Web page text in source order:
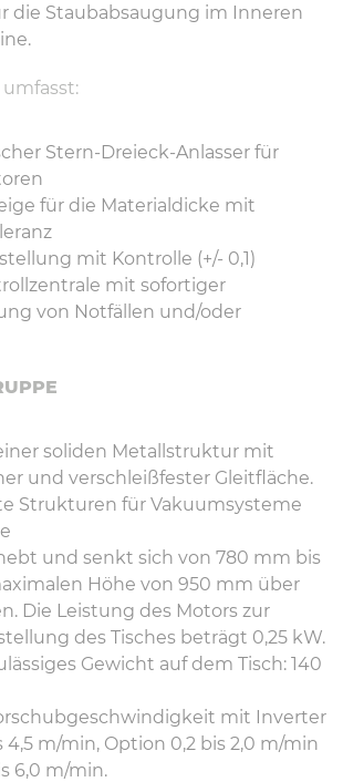
die Staubabsaugung im Inneren
Stern-Dreieck-Anlasser für
für die Materialdicke mit
mit Kontrolle (+/- 0,1)
mit sofortiger
von Notfällen und/oder
soliden Metallstruktur mit
und verschleißfester Gleitfläche.
Strukturen für Vakuumsysteme
und senkt sich von 780 mm bis
Höhe von 950 mm über
Die Leistung des Motors zur
des Tisches beträgt 0,25 kW.
Gewicht auf dem Tisch: 140
mit Inverter
4,5 m/min, Option 0,2 bis 2,0 m/min
6,0 m/min.